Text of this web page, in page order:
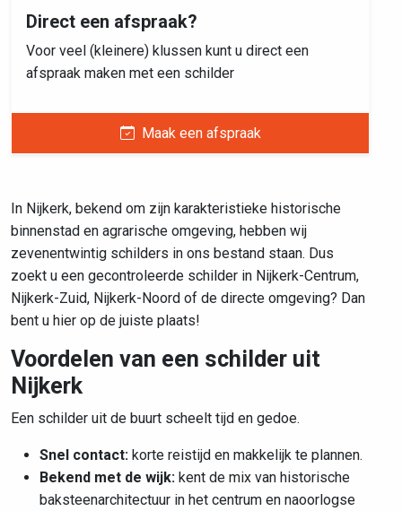
Direct een afspraak?
Voor veel (kleinere) klussen kunt u direct een
afspraak maken met een schilder
Maak een afspraak
In Nijkerk, bekend om zijn karakteristieke historische
binnenstad en agrarische omgeving, hebben wij
zevenentwintig schilders in ons bestand staan. Dus
zoekt u een gecontroleerde schilder in Nijkerk-Centrum,
Nijkerk-Zuid, Nijkerk-Noord of de directe omgeving? Dan
bent u hier op de juiste plaats!
Voordelen van een schilder uit
Nijkerk
Een schilder uit de buurt scheelt tijd en gedoe.
Snel contact: korte reistijd en makkelijk te plannen.
Bekend met de wijk: kent de mix van historische
baksteenarchitectuur in het centrum en naoorlogse